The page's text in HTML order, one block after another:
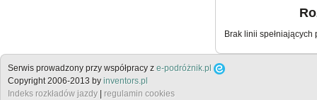
Brak linii spełniających
Serwis prowadzony przy współpracy z e-podróżnik.pl
Copyright 2006-2013 by inventors.pl
Indeks rozkładów jazdy
regulamin cookies